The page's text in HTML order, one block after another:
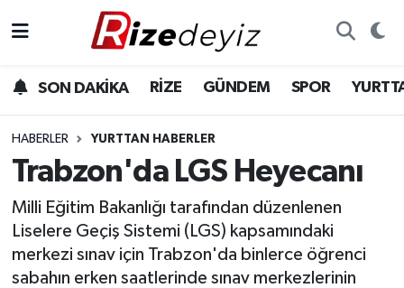
SON DAKİKA RİZE GÜNDEM SPOR
HABERLER YURTTAN HABERLER
Trabzon'da LGS Heyecanı
Milli Eğitim Bakanlığı tarafından düzenlenen
Liselere Geçiş Sistemi (LGS) kapsamındaki
merkezi sınav için Trabzon'da binlerce öğrenci
sabahın erken saatlerinde sınav merkezlerinin
Gündem
Yurttan Haberler
Ekonomi
Teknoloji
Rize Hava Durumu
Rize Trafik Yoğunluk Haritası
Süper Lig Puan Durumu ve Fikstür
Tüm Manşetler